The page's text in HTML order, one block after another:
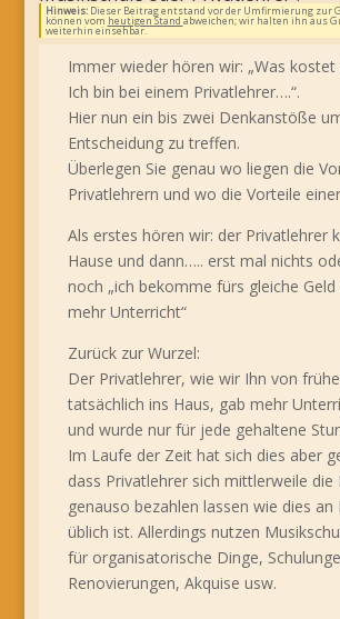
Hinweis:Dieser Beitrag entstand vor der Umfirmierung zur
können vom heutigen Stand abweichen; wir halten ihn aus
weiterhin einsehbar.
Immer wieder hören wir: „Was kostet
Ich bin bei einem Privatlehrer….“.
Hier nun ein bis zwei Denkanstöße
Entscheidung zu treffen.
Überlegen Sie genau wo liegen die
Privatlehrern und wo die Vorteile
Als erstes hören wir: der Privatlehrer
Hause und dann….. erst mal nichts
noch „ich bekomme fürs gleiche
mehr Unterricht“
Zurück zur Wurzel:
Der Privatlehrer, wie wir Ihn von
tatsächlich ins Haus, gab mehr
und wurde nur für jede gehaltene
Im Laufe der Zeit hat sich dies aber
dass Privatlehrer sich mittlerweile die
genauso bezahlen lassen wie dies an
üblich ist. Allerdings nutzen
für organisatorische Dinge,
Renovierungen, Akquise usw.